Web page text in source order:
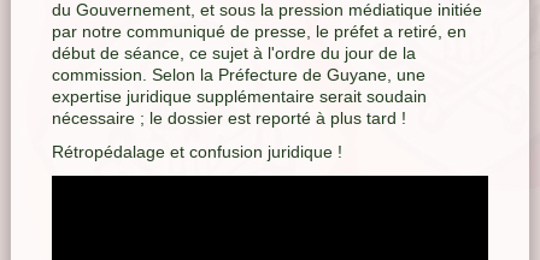
du Gouvernement, et sous la pression médiatique initiée
par notre communiqué de presse, le préfet a retiré, en
début de séance, ce sujet à l'ordre du jour de la
commission. Selon la Préfecture de Guyane, une
expertise juridique supplémentaire serait soudain
nécessaire ; le dossier est reporté à plus tard !
Rétropédalage et confusion juridique !